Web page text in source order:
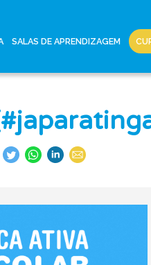
SALAS DE APRENDIZAGEM